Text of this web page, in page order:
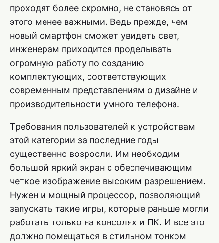
проходят более скромно, не становясь от
этого менее важными. Ведь прежде, чем
новый смартфон сможет увидеть свет,
инженерам приходится проделывать
огромную работу по созданию
комплектующих, соответствующих
современным представлениям о дизайне и
производительности умного телефона.
Требования пользователей к устройствам
этой категории за последние годы
существенно возросли. Им необходим
большой яркий экран с обеспечивающим
четкое изображение высоким разрешением.
Нужен и мощный процессор, позволяющий
запускать такие игры, которые раньше могли
работать только на консолях и ПК. И все это
должно помещаться в стильном тонком